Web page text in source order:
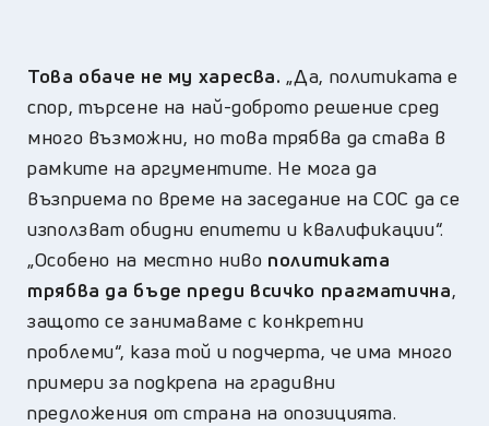
Това обаче не му харесва. „Да, политиката е
спор, търсене на най-доброто решение сред
много възможни, но това трябва да става в
рамките на аргументите. Не мога да
възприема по време на заседание на СОС да се
използват обидни епитети и квалификации“.
„Особено на местно ниво политиката
трябва да бъде преди всичко прагматична,
защото се занимаваме с конкретни
проблеми“, каза той и подчерта, че има много
примери за подкрепа на градивни
предложения от страна на опозицията.